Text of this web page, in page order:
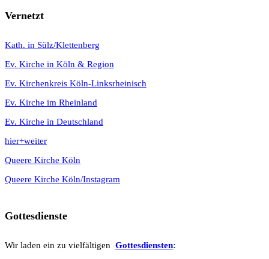
Vernetzt
Kath. in Sülz/Klettenberg
Ev. Kirche in Köln & Region
Ev. Kirchenkreis Köln-Linksrheinisch
Ev. Kirche im Rheinland
Ev. Kirche in Deutschland
hier+weiter
Queere Kirche Köln
Queere Kirche Köln/Instagram
Gottesdienste
Wir laden ein zu vielfältigen Gottesdiensten: